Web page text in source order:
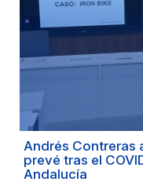
Andrés Contreras
prevé tras el
Andalucía